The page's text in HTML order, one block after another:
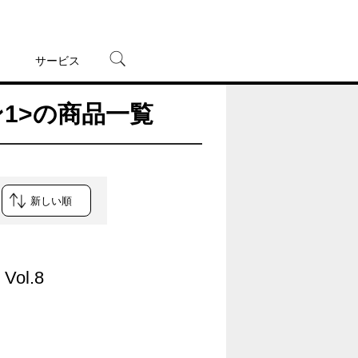
サービス
宅配レンタル
オンラインゲーム
の商品一覧